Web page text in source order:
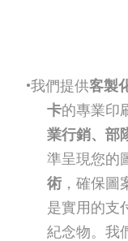
我們提供客製
卡的專業印
業行銷、部
準呈現您的
術 ，確保
是實用的支
紀念物。我